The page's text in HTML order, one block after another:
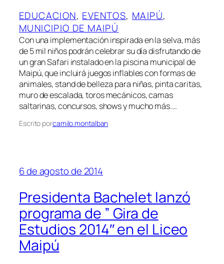
EDUCACION, EVENTOS, MAIPÚ
MUNICIPIO DE MAIPÚ
Con una implementación inspirada en la selva, más
de 5 mil niños podrán celebrar su día disfrutando de
un gran Safari instalado en la piscina municipal de
Maipú, que incluirá juegos inflables con formas de
animales, stand de belleza para niñas, pinta caritas,
muro de escalada, toros mecánicos, camas
saltarinas, concursos, shows y mucho más.…
Escrito porcamilo.montalban
6 de agosto de 2014
Presidenta Bachelet lanzó
programa de ” Gira de
Estudios 2014″ en el Liceo
Maipú